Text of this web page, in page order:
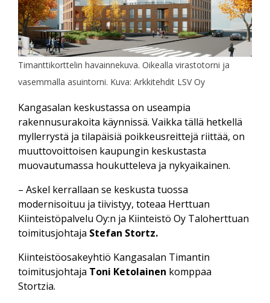
Timanttikorttelin havainnekuva. Oikealla virastotorni ja
vasemmalla asuintorni. Kuva: Arkkitehdit LSV Oy
Kangasalan keskustassa on useampia
rakennusurakoita käynnissä. Vaikka tällä hetkellä
myllerrystä ja tilapäisiä poikkeusreittejä riittää, on
muuttovoittoisen kaupungin keskustasta
muovautumassa houkutteleva ja nykyaikainen.
– Askel kerrallaan se keskusta tuossa
modernisoituu ja tiivistyy, toteaa Herttuan
Kiinteistöpalvelu Oy:n ja Kiinteistö Oy Taloherttuan
toimitusjohtaja Stefan Stortz.
Kiinteistöosakeyhtiö Kangasalan Timantin
toimitusjohtaja Toni Ketolainen komppaa
Stortzia.